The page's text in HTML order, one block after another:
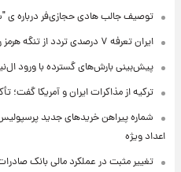
توصیف جالب هادی حجازی‌فر درباره ی
ایران تعرفه ۷ درصدی تردد از تنگه هرمز را ابلاغ کرد
پیش‌بینی بارش‌های گسترده با ورود
ترکیه از مذاکرات ایران و آمریکا گفت؛
شماره پیراهن خریدهای جدید
اعداد ویژه